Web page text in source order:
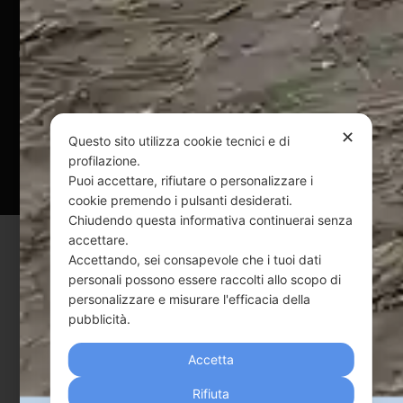
@ Copyright 2024 Webpesca è un brand Intent di Federico
Andrenacci P.Iva 01917920678
Via G. Galilei n. 2 – 64018 Tortoreto TE | REA TE-168019 |
Mail:info@webpesca.it| Pec:federicoandrenacci@pec.it
Questo sito è protetto da Google reCAPTCHA
Privacy Policy eTerms of Servicedi Google.
✕
Questo sito utilizza cookie tecnici e di
profilazione.
Puoi accettare, rifiutare o personalizzare i
cookie premendo i pulsanti desiderati.
Chiudendo questa informativa continuerai senza
accettare.
Accettando, sei consapevole che i tuoi dati
personali possono essere raccolti allo scopo di
personalizzare e misurare l'efficacia della
pubblicità.
Accetta
Rifiuta